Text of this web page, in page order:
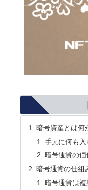
暗号資産とは何
手元に何も入
暗号通貨の価
暗号通貨の仕組
暗号通貨は複